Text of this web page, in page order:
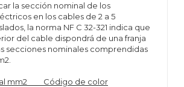
la sección nominal de los
en los cables de 2 a 5
la norma NF C 32-321 indica que
del cable dispondrá de una franja
secciones nominales comprendidas
mm2 Código de color